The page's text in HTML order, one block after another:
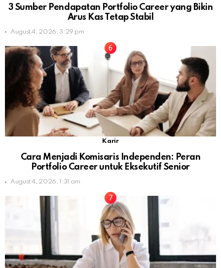
3 Sumber Pendapatan Portfolio Career yang Bikin
Arus Kas Tetap Stabil
August 4, 2026, 3:29 pm
Karir
Cara Menjadi Komisaris Independen: Peran
Portfolio Career untuk Eksekutif Senior
August 4, 2026, 1:31 am